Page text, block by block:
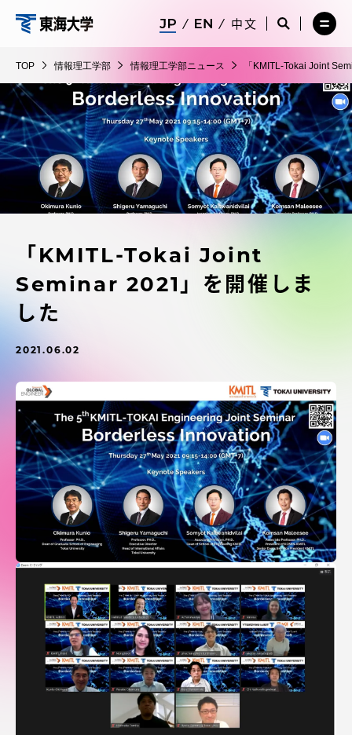
ツ
に
ス
キ
報
理
工
学
部
中文
サ
検
索
を
開
く
サ
イ
索
を
じ
る
メ
ー
を
開
く
TOP 情報理工学部 情報理工学部ニュース 「KMITL-Tokai Joint
「KMITL-Tokai Joint
Seminar 2021」を開催しま
した
2021.06.02
メ
ニ
を
閉
る
在学生・保護者向けポータル（TIPS）
受験・入学案内
教員・研究者ガイド
大学の概要
教育・研究
受験・入学案内
学生生活
グローバルネットワーク
学外連携
学園ネットワーク
各種情報・お問い合わせ